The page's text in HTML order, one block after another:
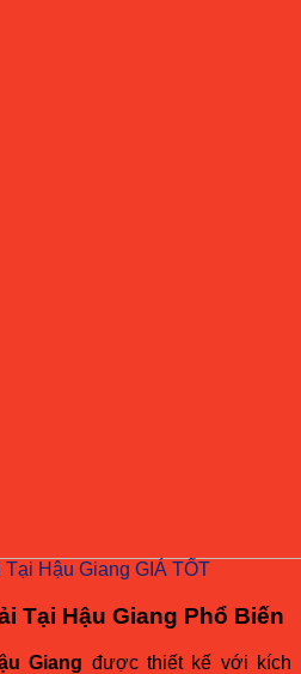
Hậu Giang GIÁ TỐT
Tại Hậu Giang Phổ Biến
Giang được thiết kế với kích